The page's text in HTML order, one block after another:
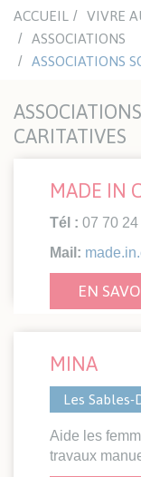
ACCUEIL VIVRE
ASSOCIATIONS
ASSOCIATIONS
CARITATIVES
MADE IN
Tél : 07 70 24
Mail:
EN
MINA
Les
Aide les
travaux